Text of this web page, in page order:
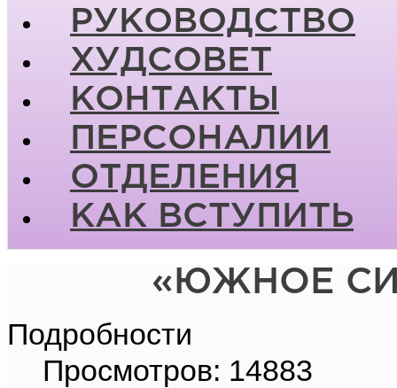
РУКОВОДСТВО
ХУДСОВЕТ
КОНТАКТЫ
ПЕРСОНАЛИИ
ОТДЕЛЕНИЯ
КАК ВСТУПИТЬ
«ЮЖНОЕ
Подробности
Просмотров: 14883